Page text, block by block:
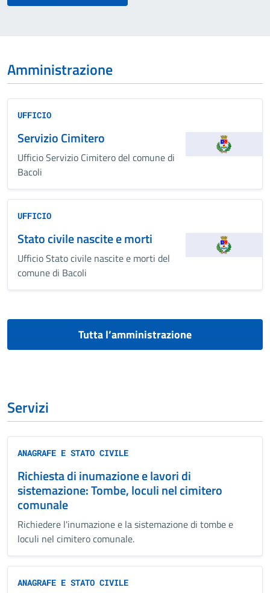
Amministrazione
UFFICIO
Servizio Cimitero
Ufficio Servizio Cimitero del comune di
Bacoli
UFFICIO
Stato civile nascite e morti
Ufficio Stato civile nascite e morti del
comune di Bacoli
Tutta l’amministrazione
Servizi
ANAGRAFE E STATO CIVILE
Richiesta di inumazione e lavori di
sistemazione: Tombe, loculi nel cimitero
comunale
Richiedere l'inumazione e la sistemazione di tombe e
loculi nel cimitero comunale.
ANAGRAFE E STATO CIVILE